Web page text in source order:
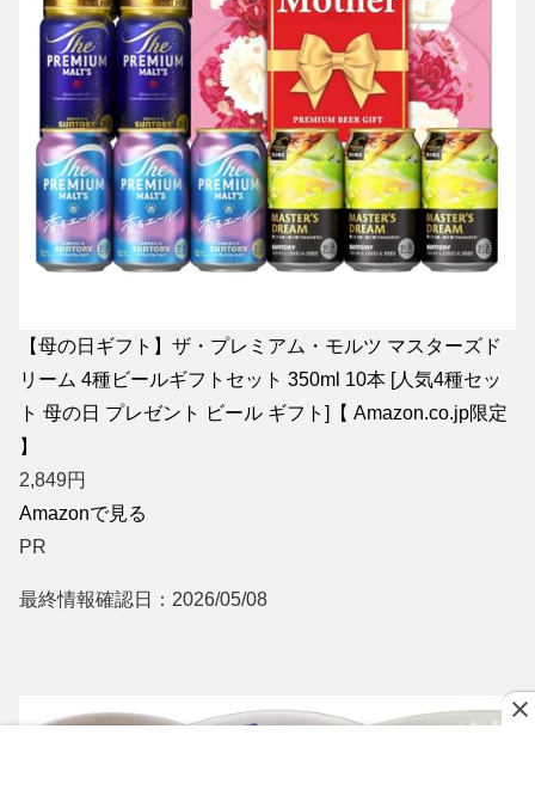
【母の日ギフト】ザ・プレミアム・モルツ マスターズド
リーム 4種ビールギフトセット 350ml 10本 [人気4種セッ
ト 母の日 プレゼント ビール ギフト]【 Amazon.co.jp限定
】
2,849円
Amazonで見る
PR
最終情報確認日：2026/05/08